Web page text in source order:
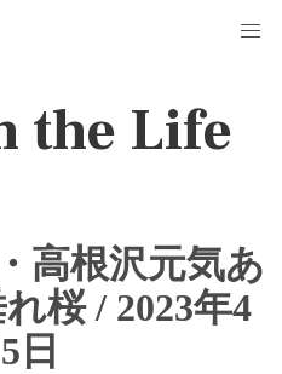
the Life
高根沢元気あ
桜 / 2023年4
日